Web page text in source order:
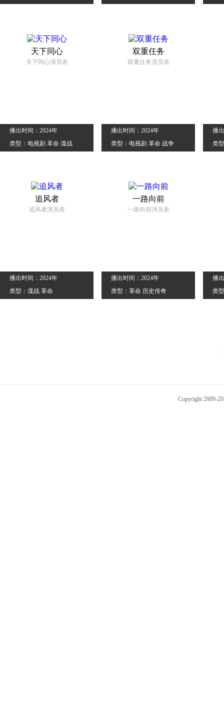
天下同心
天下同心演员表
播出时间：2024年
类型：电视剧 革命 谍战
双重任务
双重任务演员表
播出时间：2024年
类型：电视剧 革命 战争
播
类
追风者
追风者演员表
播出时间：2024年
类型：谍战 革命
一路向前
一路向前演员表
播出时间：2024年
类型：革命 历史传奇
播
类
Copyright 2009-